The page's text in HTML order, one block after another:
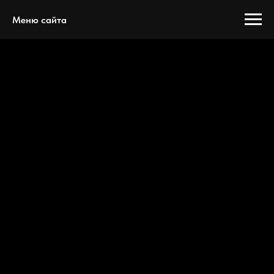
Меню сайта